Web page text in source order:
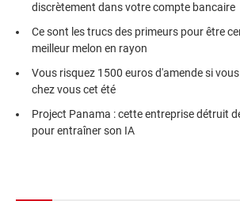
discrètement dans votre compte bancaire
Ce sont les trucs des primeurs pour être
meilleur melon en rayon
Vous risquez 1500 euros d'amende si
chez vous cet été
Project Panama : cette entreprise détruit
pour entraîner son IA